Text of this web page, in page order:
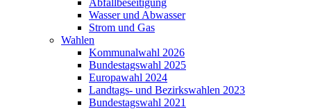
Abfallbeseitigung
Wasser und Abwasser
Strom und Gas
Wahlen
Kommunalwahl 2026
Bundestagswahl 2025
Europawahl 2024
Landtags- und Bezirkswahlen 2023
Bundestagswahl 2021